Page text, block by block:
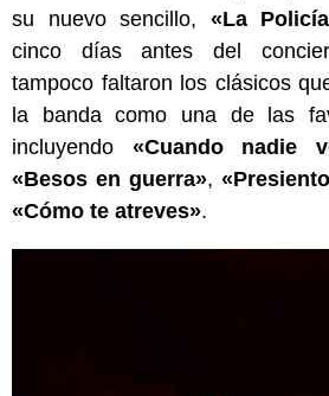
su nuevo sencillo, «La
cinco días antes del
tampoco faltaron los clásicos
la banda como una de las
incluyendo «Cuando nadie
«Besos en guerra»,
«Cómo te atreves».